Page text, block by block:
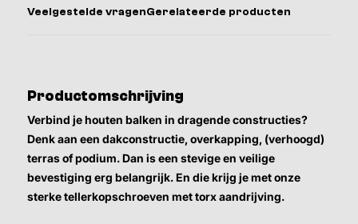
Veelgestelde vragenGerelateerde producten
Productomschrijving
Verbind je houten balken in dragende constructies?
Denk aan een dakconstructie, overkapping, (verhoogd)
terras of podium. Dan is een stevige en veilige
bevestiging erg belangrijk. En die krijg je met onze
sterke tellerkopschroeven met torx aandrijving.